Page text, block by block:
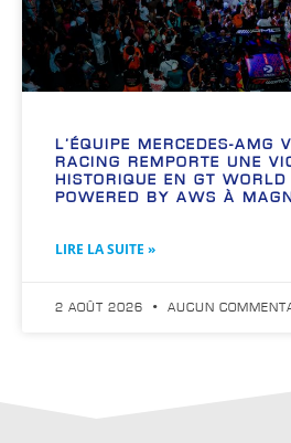
L’ÉQUIPE MERCEDES-AMG
RACING REMPORTE UNE
HISTORIQUE EN GT WORLD
POWERED BY AWS À
LIRE LA SUITE »
2 AOÛT 2026 AUCUN